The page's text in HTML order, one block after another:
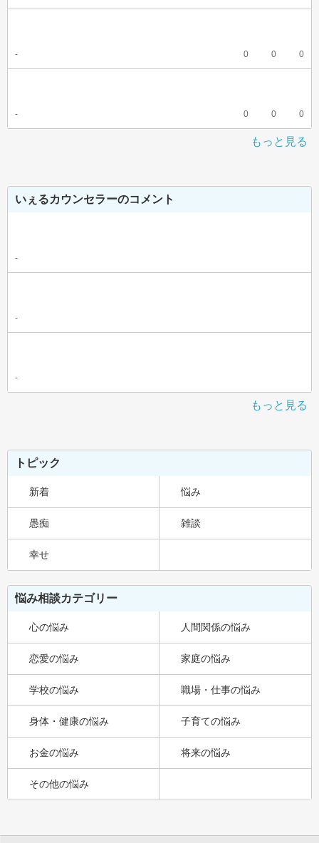
- 0 0 0
- 0 0 0
もっと見る
いぇるカウンセラーのコメント
-
-
-
もっと見る
トピック
新着 悩み
愚痴 雑談
幸せ
悩み相談カテゴリー
心の悩み 人間関係の悩み
恋愛の悩み 家庭の悩み
学校の悩み 職場・仕事の悩み
身体・健康の悩み 子育ての悩み
お金の悩み 将来の悩み
その他の悩み